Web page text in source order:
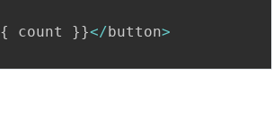
{ count }}</button>